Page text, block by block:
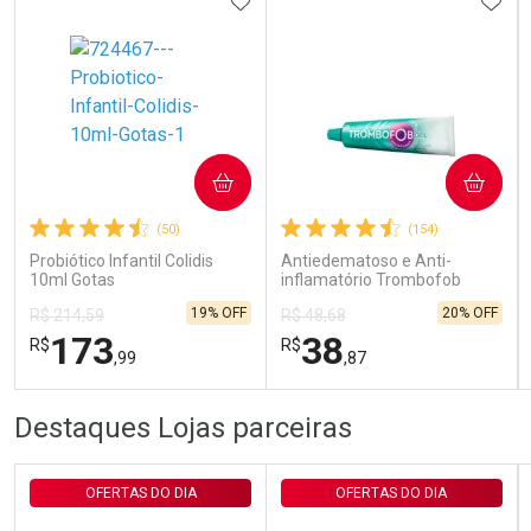
Comprar sem Desconto
Por R$ 143,94/cada
Comprar sem Desconto
Por R$ 143,94/cada
(50)
Probiótico Infantil Colidis
10ml Gotas
R$ 214,59
R$173,99
19% OFF
COMPRAR
FECHAR
Laboratório
FECHAR
Por Menos
(154)
Antiedematoso e Anti-
inflamatório Trombofob
R$ 48,68
R$38,87
20% OFF
COMPRAR
Por Menos
Destaques Lojas parceiras
OFERTAS DO DIA OFERTAS DO DIA